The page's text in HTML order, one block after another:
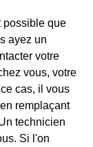
possible que
ayez un
votre
vous, votre
cas, il vous
remplaçant
technicien
Si l'on